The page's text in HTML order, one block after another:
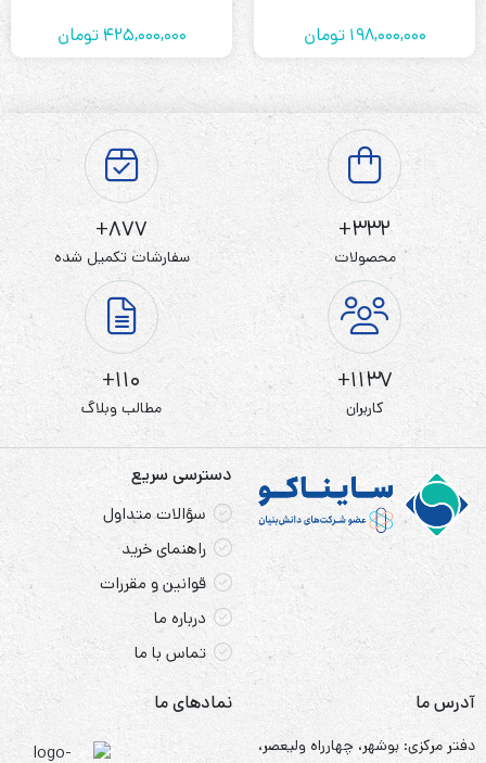
198,000,000 تومان 425,000,000 تومان
332+
محصولات
877+
سفارشات تکمیل شده
1137+
کاربران
110+
مطالب وبلاگ
دسترسی سریع
سؤالات متداول
راهنمای خرید
قوانین و مقررات
درباره ما
تماس با ما
آدرس ما
دفتر مرکزی: بوشهر، چهارراه ولیعصر،
نمادهای ما